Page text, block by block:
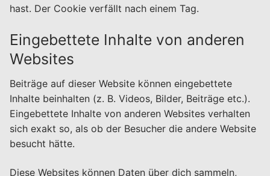
hast. Der Cookie verfällt nach einem Tag.
Eingebettete Inhalte von anderen
Websites
Beiträge auf dieser Website können eingebettete
Inhalte beinhalten (z. B. Videos, Bilder, Beiträge etc.).
Eingebettete Inhalte von anderen Websites verhalten
sich exakt so, als ob der Besucher die andere Website
besucht hätte.
Diese Websites können Daten über dich sammeln,